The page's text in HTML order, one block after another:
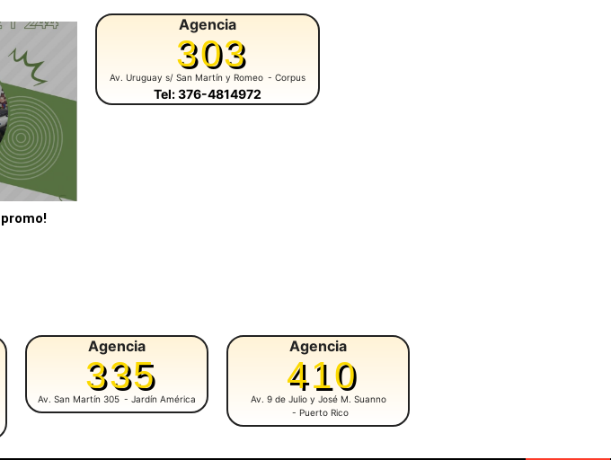
Agencia
303
Av. Uruguay s/ San Martín y Romeo - Corpus
Tel: 376-4814972
Agencia
335
Av. San Martín 305 - Jardín América
Agencia
410
Av. 9 de Julio y José M. Suanno
- Puerto Rico